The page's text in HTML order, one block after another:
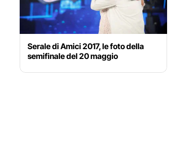
Serale di Amici 2017, le foto della
semifinale del 20 maggio